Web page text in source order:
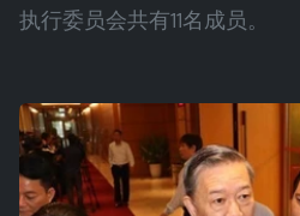
执行委员会共有11名成员。